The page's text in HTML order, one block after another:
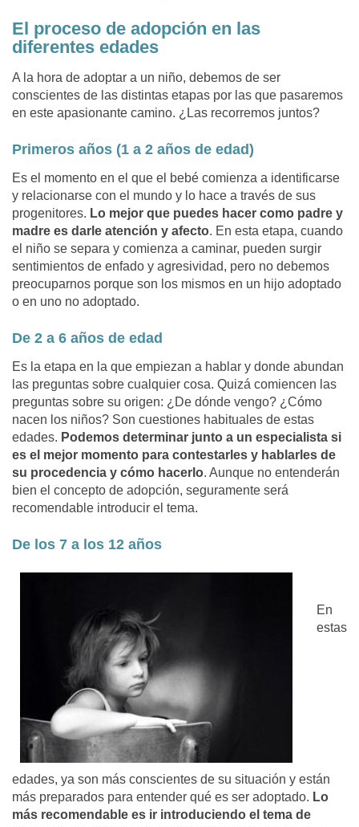
El proceso de adopción en las
diferentes edades
A la hora de adoptar a un niño, debemos de ser
conscientes de las distintas etapas por las que pasaremos
en este apasionante camino. ¿Las recorremos juntos?
Primeros años (1 a 2 años de edad)
Es el momento en el que el bebé comienza a identificarse
y relacionarse con el mundo y lo hace a través de sus
progenitores. Lo mejor que puedes hacer como padre y
madre es darle atención y afecto. En esta etapa, cuando
el niño se separa y comienza a caminar, pueden surgir
sentimientos de enfado y agresividad, pero no debemos
preocuparnos porque son los mismos en un hijo adoptado
o en uno no adoptado.
De 2 a 6 años de edad
Es la etapa en la que empiezan a hablar y donde abundan
las preguntas sobre cualquier cosa. Quizá comiencen las
preguntas sobre su origen: ¿De dónde vengo? ¿Cómo
nacen los niños? Son cuestiones habituales de estas
edades. Podemos determinar junto a un especialista si
es el mejor momento para contestarles y hablarles de
su procedencia y cómo hacerlo. Aunque no entenderán
bien el concepto de adopción, seguramente será
recomendable introducir el tema.
De los 7 a los 12 años
En
estas
edades, ya son más conscientes de su situación y están
más preparados para entender qué es ser adoptado. Lo
más recomendable es ir introduciendo el tema de